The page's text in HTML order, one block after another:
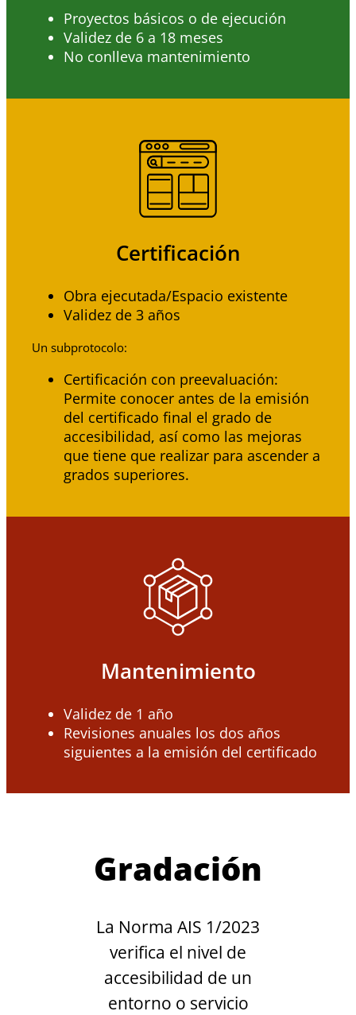
Proyectos básicos o de ejecución
Validez de 6 a 18 meses
No conlleva mantenimiento
Certificación
Obra ejecutada/Espacio existente
Validez de 3 años
Un subprotocolo:
Certificación con preevaluación:
Permite conocer antes de la emisión
del certificado final el grado de
accesibilidad, así como las mejoras
que tiene que realizar para ascender a
grados superiores.
Mantenimiento
Validez de 1 año
Revisiones anuales los dos años
siguientes a la emisión del certificado
Gradación
La Norma AIS 1/2023
verifica el nivel de
accesibilidad de un
entorno o servicio